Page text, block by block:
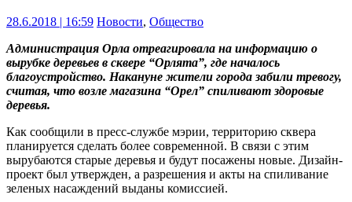
28.6.2018 | 16:59 Новости, Общество
Администрация Орла отреагировала на информацию о
вырубке деревьев в сквере “Орлята”, где началось
благоустройство. Накануне жители города забили тревогу,
считая, что возле магазина “Орел” спиливают здоровые
деревья.
Как сообщили в пресс-службе мэрии, территорию сквера
планируется сделать более современной. В связи с этим
вырубаются старые деревья и будут посажены новые. Дизайн-
проект был утвержден, а разрешения и акты на спиливание
зеленых насаждений выданы комиссией.